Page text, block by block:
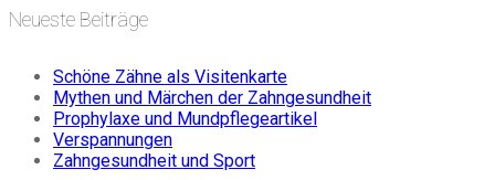
Neueste Beiträge
Schöne Zähne als Visitenkarte
Mythen und Märchen der Zahngesundheit
Prophylaxe und Mundpflegeartikel
Verspannungen
Zahngesundheit und Sport